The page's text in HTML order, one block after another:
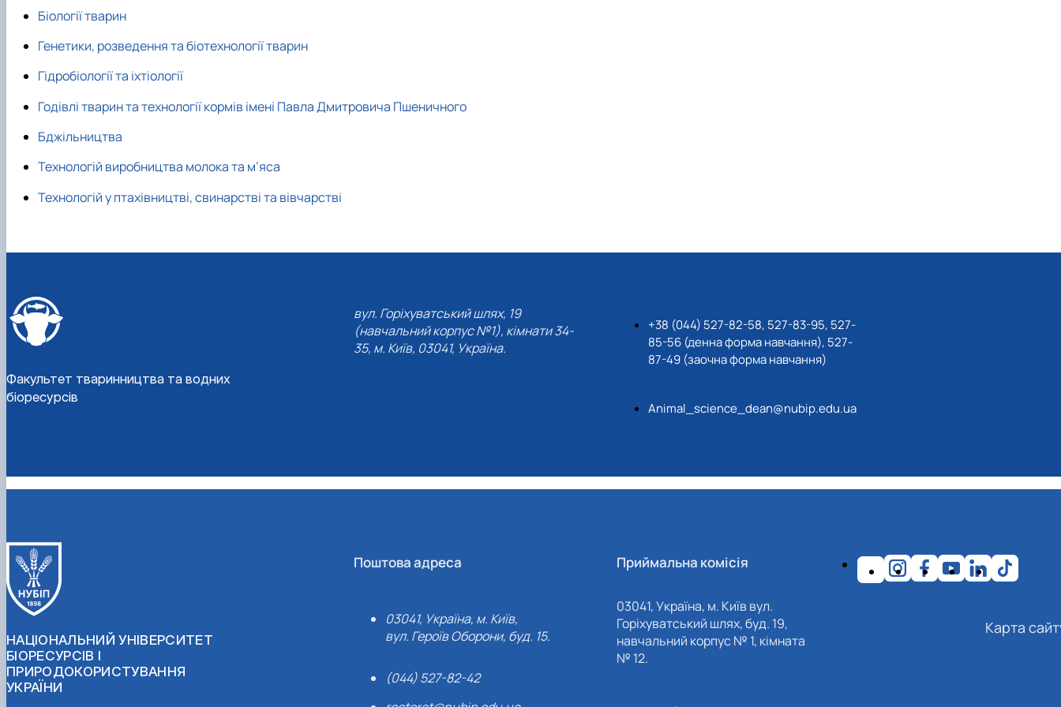
Стратегія розвитку факультету
Скринька довіри
Працевлаштування студентів
Академічна доброчесність
Відкриті лекції
Біології тварин
Генетики, розведення та біотехнології тварин
Гідробіології та іхтіології
Годівлі тварин та технології кормів імені Павла Дмитровича Пшеничного
Бджільництва
Технологій виробництва молока та м’яса
Технологій у птахівництві, свинарстві та вівчарстві
Факультет тваринництва та водних
біоресурсів
вул. Горіхуватський шлях, 19
(навчальний корпус №1), кімнати 34-
35, м. Київ, 03041, Україна.
+38 (044) 527-82-58, 527-83-95, 527-
85-56 (денна форма навчання), 527-
87-49 (заочна форма навчання)
Animal_science_dean@nubip.edu.ua
НАЦІОНАЛЬНИЙ УНІВЕРСИТЕТ
БІОРЕСУРСІВ І
ПРИРОДОКОРИСТУВАННЯ
УКРАЇНИ
Поштова адреса
03041, Україна, м. Київ,
вул. Героїв Оборони, буд. 15.
(044) 527-82-42
Приймальна комісія
03041, Україна, м. Київ вул.
Горіхуватський шлях, буд. 19,
навчальний корпус № 1, кімната
№ 12.
Карта